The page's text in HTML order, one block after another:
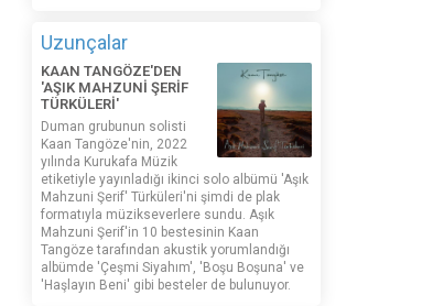
Uzunçalar
KAAN TANGÖZE'DEN
'AŞIK MAHZUNİ ŞERİF
TÜRKÜLERİ'
Duman grubunun solisti
Kaan Tangöze'nin, 2022
yılında Kurukafa Müzik
etiketiyle yayınladığı ikinci solo albümü 'Aşık
Mahzuni Şerif' Türküleri'ni şimdi de plak
formatıyla müzikseverlere sundu. Aşık
Mahzuni Şerif'in 10 bestesinin Kaan
Tangöze tarafından akustik yorumlandığı
albümde 'Çeşmi Siyahım', 'Boşu Boşuna' ve
'Haşlayın Beni' gibi besteler de bulunuyor.